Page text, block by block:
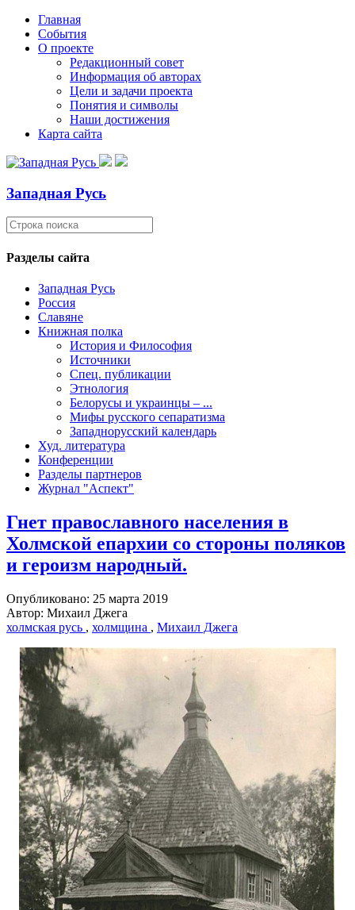
Главная
События
О проекте
Редакционный совет
Информация об авторах
Цели и задачи проекта
Понятия и символы
Наши достижения
Карта сайта
Западная Русь
Разделы сайта
Западная Русь
Россия
Славяне
Книжная полка
История и Философия
Источники
Спец. публикации
Этнология
Белорусы и украинцы – ...
Мифы русского сепаратизма
Западнорусский календарь
Худ. литература
Конференции
Разделы партнеров
Журнал "Аспект"
Гнет православного населения в
Холмской епархии со стороны поляков
и героизм народный.
Опубликовано: 25 марта 2019
Автор: Михаил Джега
холмская русь , холмщина , Михаил Джега